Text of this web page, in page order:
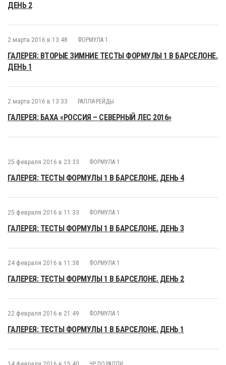
ДЕНЬ 2
2 марта 2016 в 13:48 ФОРМУЛА 1
ГАЛЕРЕЯ: ВТОРЫЕ ЗИМНИЕ ТЕСТЫ ФОРМУЛЫ 1 В БАРСЕЛОНЕ.
ДЕНЬ 1
2 марта 2016 в 13:33 РАЛЛИ-РЕЙДЫ
ГАЛЕРЕЯ: БАХА «РОССИЯ – СЕВЕРНЫЙ ЛЕС 2016»
25 февраля 2016 в 23:33 ФОРМУЛА 1
ГАЛЕРЕЯ: ТЕСТЫ ФОРМУЛЫ 1 В БАРСЕЛОНЕ. ДЕНЬ 4
25 февраля 2016 в 11:33 ФОРМУЛА 1
ГАЛЕРЕЯ: ТЕСТЫ ФОРМУЛЫ 1 В БАРСЕЛОНЕ. ДЕНЬ 3
24 февраля 2016 в 11:38 ФОРМУЛА 1
ГАЛЕРЕЯ: ТЕСТЫ ФОРМУЛЫ 1 В БАРСЕЛОНЕ. ДЕНЬ 2
22 февраля 2016 в 21:49 ФОРМУЛА 1
ГАЛЕРЕЯ: ТЕСТЫ ФОРМУЛЫ 1 В БАРСЕЛОНЕ. ДЕНЬ 1